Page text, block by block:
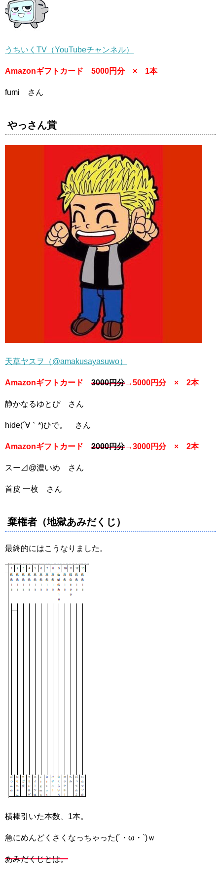
うちいくTV（YouTubeチャンネル）
Amazonギフトカード 5000円分 × 1本
fumi さん
やっさん賞
天草ヤスヲ（@amakusayasuwo）
Amazonギフトカード 3000円分→5000円分 × 2本
静かなるゆとぴ さん
hide(´∀｀*)ひで。 さん
Amazonギフトカード 2000円分→3000円分 × 2本
スー⊿@濃いめ さん
首皮 一枚 さん
棄権者（地獄あみだくじ）
最終的にはこうなりました。
横棒引いた本数、1本。
急にめんどくさくなっちゃった(´・ω・`)ｗ
あみだくじとは。